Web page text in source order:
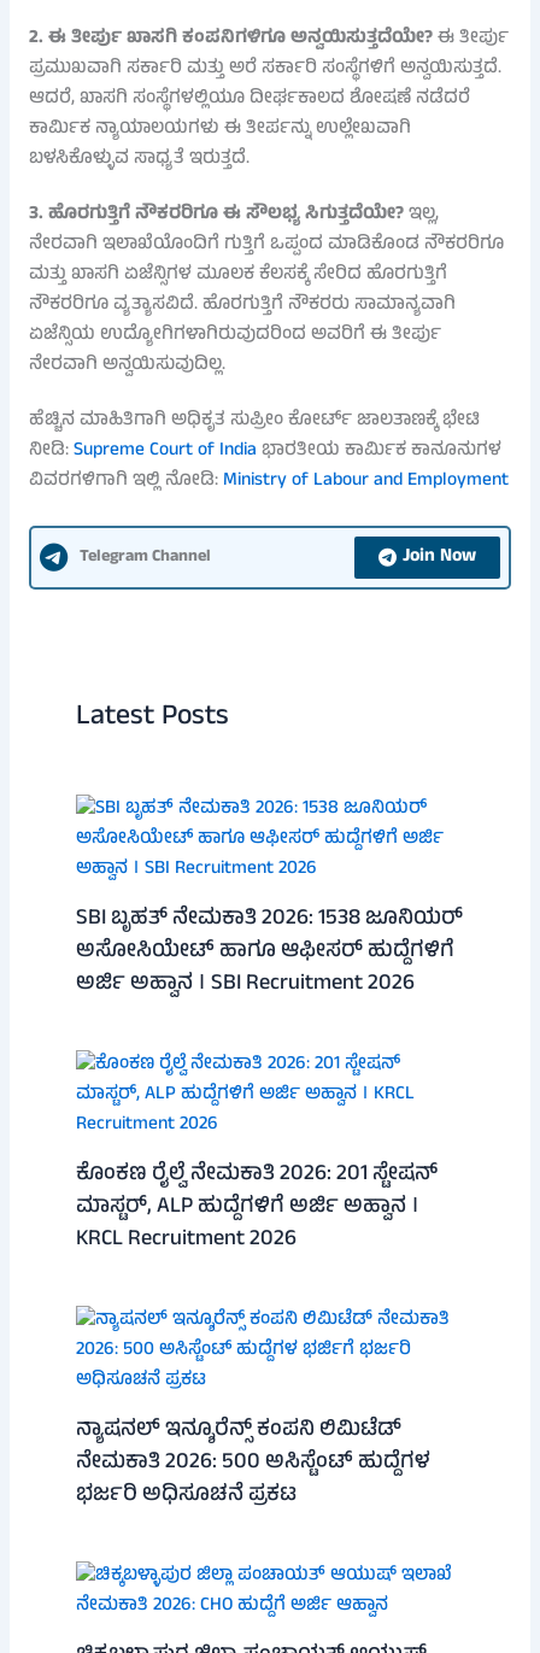
2. ಈ ತೀರ್ಪು ಖಾಸಗಿ ಕಂಪನಿಗಳಿಗೂ ಅನ್ವಯಿಸುತ್ತದೆಯೇ?ಈ ತೀರ್ಪು
ಪ್ರಮುಖವಾಗಿ ಸರ್ಕಾರಿ ಮತ್ತು ಅರೆ ಸರ್ಕಾರಿ ಸಂಸ್ಥೆಗಳಿಗೆ ಅನ್ವಯಿಸುತ್ತದೆ.
ಆದರೆ, ಖಾಸಗಿ ಸಂಸ್ಥೆಗಳಲ್ಲಿಯೂ ದೀರ್ಘಕಾಲದ ಶೋಷಣೆ ನಡೆದರೆ
ಕಾರ್ಮಿಕ ನ್ಯಾಯಾಲಯಗಳು ಈ ತೀರ್ಪನ್ನು ಉಲ್ಲೇಖವಾಗಿ
ಬಳಸಿಕೊಳ್ಳುವ ಸಾಧ್ಯತೆ ಇರುತ್ತದೆ.
3. ಹೊರಗುತ್ತಿಗೆ ನೌಕರರಿಗೂ ಈ ಸೌಲಭ್ಯ ಸಿಗುತ್ತದೆಯೇ?ಇಲ್ಲ,
ನೇರವಾಗಿ ಇಲಾಖೆಯೊಂದಿಗೆ ಗುತ್ತಿಗೆ ಒಪ್ಪಂದ ಮಾಡಿಕೊಂಡ ನೌಕರರಿಗೂ
ಮತ್ತು ಖಾಸಗಿ ಏಜೆನ್ಸಿಗಳ ಮೂಲಕ ಕೆಲಸಕ್ಕೆ ಸೇರಿದ ಹೊರಗುತ್ತಿಗೆ
ನೌಕರರಿಗೂ ವ್ಯತ್ಯಾಸವಿದೆ. ಹೊರಗುತ್ತಿಗೆ ನೌಕರರು ಸಾಮಾನ್ಯವಾಗಿ
ಏಜೆನ್ಸಿಯ ಉದ್ಯೋಗಿಗಳಾಗಿರುವುದರಿಂದ ಅವರಿಗೆ ಈ ತೀರ್ಪು
ನೇರವಾಗಿ ಅನ್ವಯಿಸುವುದಿಲ್ಲ.
ಹೆಚ್ಚಿನ ಮಾಹಿತಿಗಾಗಿ ಅಧಿಕೃತ ಸುಪ್ರೀಂ ಕೋರ್ಟ್ ಜಾಲತಾಣಕ್ಕೆ ಭೇಟಿ
ನೀಡಿ:Supreme Court of Indiaಭಾರತೀಯ ಕಾರ್ಮಿಕ ಕಾನೂನುಗಳ
ವಿವರಗಳಿಗಾಗಿ ಇಲ್ಲಿ ನೋಡಿ:Ministry of Labour and Employment
Telegram Channel Join Now
Latest Posts
SBI ಬೃಹತ್ ನೇಮಕಾತಿ 2026: 1538 ಜೂನಿಯರ್
ಅಸೋಸಿಯೇಟ್ ಹಾಗೂ ಆಫೀಸರ್ ಹುದ್ದೆಗಳಿಗೆ
ಅರ್ಜಿ ಅಹ್ವಾನ । SBI Recruitment 2026
ಕೊಂಕಣ ರೈಲ್ವೆ ನೇಮಕಾತಿ 2026: 201 ಸ್ಟೇಷನ್
ಮಾಸ್ಟರ್, ALP ಹುದ್ದೆಗಳಿಗೆ ಅರ್ಜಿ ಅಹ್ವಾನ ।
KRCL Recruitment 2026
ನ್ಯಾಷನಲ್ ಇನ್ಶೂರೆನ್ಸ್ ಕಂಪನಿ ಲಿಮಿಟೆಡ್
ನೇಮಕಾತಿ 2026: 500 ಅಸಿಸ್ಟೆಂಟ್ ಹುದ್ದೆಗಳ
ಭರ್ಜರಿ ಅಧಿಸೂಚನೆ ಪ್ರಕಟ